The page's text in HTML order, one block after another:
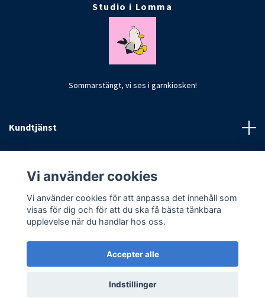
Studio i Lomma
Sommarstängt, vi ses i garnkiosken!
Kundtjänst
© 2026 CrochetByKim
Vi använder cookies
Vi använder cookies för att anpassa det innehåll som
visas för dig och för att du ska få bästa tänkbara
upplevelse när du handlar hos oss.
Accepter alle
Indstillinger